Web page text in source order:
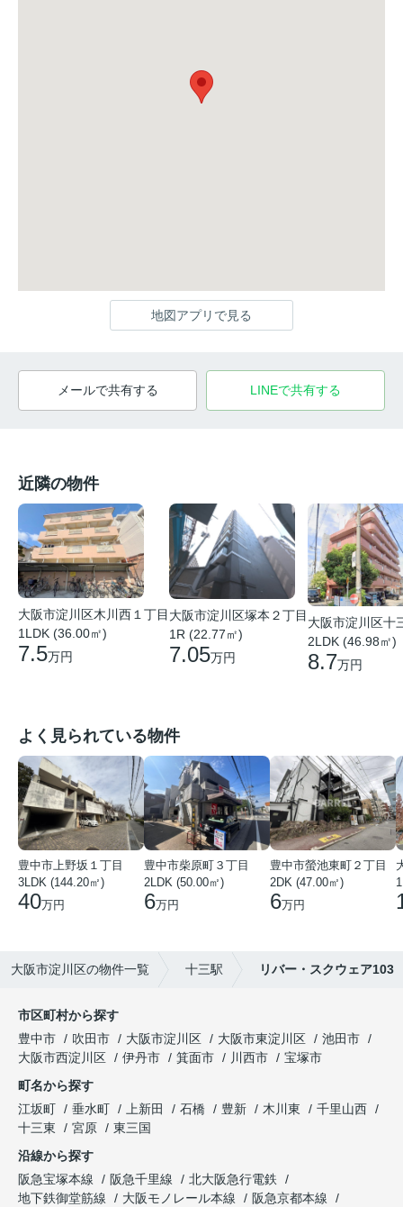
地図アプリで見る
メールで共有する LINEで共有する
近隣の物件
大阪市淀川区木川西１丁目
1LDK (36.00㎡)
7.5万円
大阪市淀川区塚本２丁目
1R (22.77㎡)
7.05万円
大阪市淀川区十
2LDK (46.98㎡)
8.7万円
よく見られている物件
豊中市上野坂１丁目
3LDK (144.20㎡)
40万円
豊中市柴原町３丁目
2LDK (50.00㎡)
6万円
豊中市螢池東町２丁目
2DK (47.00㎡)
6万円
大阪市淀川区の物件一覧 十三駅 リバー・スクウェア103
市区町村から探す
豊中市
吹田市 大阪市淀川区 大阪市東淀川区
池田市
大阪市西淀川区
伊丹市 箕面市 川西市
宝塚市
町名から探す
江坂町
垂水町 上新田 石橋 豊新 木川東
千里山西
十三東
宮原
東三国
沿線から探す
阪急宝塚本線
阪急千里線
北大阪急行電鉄
地下鉄御堂筋線
大阪モノレール本線
阪急京都本線